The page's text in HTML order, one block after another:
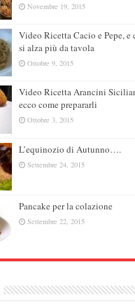
Giugno 22,
Novembre 19, 2015
Video Ricetta Cacio e Pepe, e
si alza più da tavola
Ottobre 9, 2015
Video Ricetta Arancini
ecco come prepararli
Ottobre 3, 2015
L’equinozio di Autunno….
Settembre 24, 2015
Pancake per la colazione
Settembre 22, 2015